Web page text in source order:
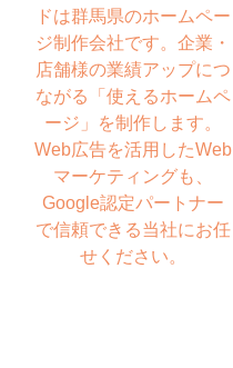
ドは群馬県のホームペー
ジ制作会社です。企業・
店舗様の業績アップにつ
ながる「使えるホームペ
ージ」を制作します。
Web広告を活用したWeb
マーケティングも、
Google認定パートナー
で信頼できる当社にお任
せください。